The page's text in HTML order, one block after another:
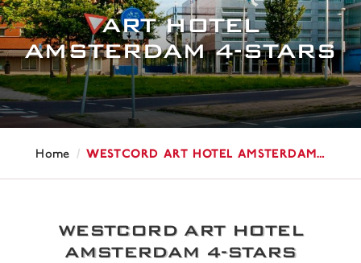
ART HOTEL
AMSTERDAM 4-STARS
Home / WestCord Art Hotel Amsterdam…
WESTCORD ART HOTEL
AMSTERDAM 4-STARS